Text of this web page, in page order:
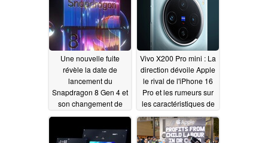
Une nouvelle fuite
révèle la date de
lancement du
Snapdragon 8 Gen 4 et
son changement de
marque09/27/2024
Vivo X200 Pro mini : La
direction dévoile Apple
le rival de l'iPhone 16
Pro et les rumeurs sur
les caractéristiques de
l'appareil photo du
nouveau produit phare
compact09/26/2024